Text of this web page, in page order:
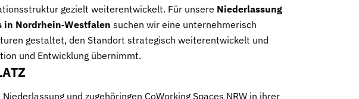
gezielt weiterentwickelt. Für unsere Niederlassung
in Nordrhein‑Westfalen suchen wir eine unternehmerisch
gestaltet, den Standort strategisch weiterentwickelt und
und Entwicklung übernimmt.
und zugehöringen CoWorking Spaces NRW in ihrer